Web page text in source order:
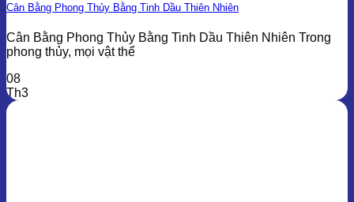
Cân Bằng Phong Thủy Bằng Tinh Dầu Thiên Nhiên
Cân Bằng Phong Thủy Bằng Tinh Dầu Thiên Nhiên Trong
phong thủy, mọi vật thể
08
Th3